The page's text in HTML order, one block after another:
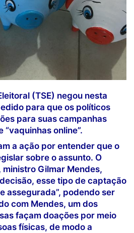
(TSE) negou nesta
para que os políticos
para suas campanhas
online”.
a ação por entender que o
sobre o assunto. O
Gilmar Mendes,
esse tipo de captação
assegurada”, podendo ser
com Mendes, um dos
façam doações por meio
físicas, de modo a